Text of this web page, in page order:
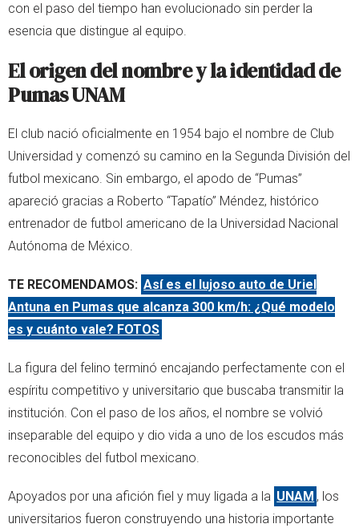
con el paso del tiempo han evolucionado sin perder la
esencia que distingue al equipo.
El origen del nombre y la identidad de
Pumas UNAM
El club nació oficialmente en 1954 bajo el nombre de Club
Universidad y comenzó su camino en la Segunda División del
futbol mexicano. Sin embargo, el apodo de “Pumas”
apareció gracias a Roberto “Tapatío” Méndez, histórico
entrenador de futbol americano de la Universidad Nacional
Autónoma de México.
TE RECOMENDAMOS: Así es el lujoso auto de Uriel
Antuna en Pumas que alcanza 300 km/h: ¿Qué modelo
es y cuánto vale? FOTOS
La figura del felino terminó encajando perfectamente con el
espíritu competitivo y universitario que buscaba transmitir la
institución. Con el paso de los años, el nombre se volvió
inseparable del equipo y dio vida a uno de los escudos más
reconocibles del futbol mexicano.
Apoyados por una afición fiel y muy ligada a la UNAM , los
universitarios fueron construyendo una historia importante